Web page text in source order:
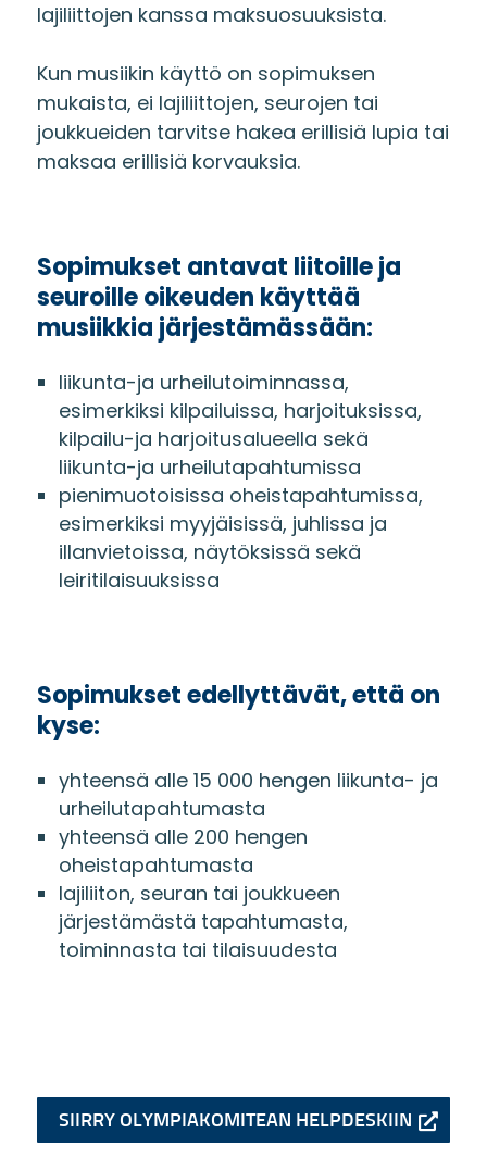
lajiliittojen kanssa maksuosuuksista.
Kun musiikin käyttö on sopimuksen
mukaista, ei lajiliittojen, seurojen tai
joukkueiden tarvitse hakea erillisiä lupia tai
maksaa erillisiä korvauksia.
Sopimukset antavat liitoille ja
seuroille oikeuden käyttää
musiikkia järjestämässään:
liikunta-ja urheilutoiminnassa,
esimerkiksi kilpailuissa, harjoituksissa,
kilpailu-ja harjoitusalueella sekä
liikunta-ja urheilutapahtumissa
pienimuotoisissa oheistapahtumissa,
esimerkiksi myyjäisissä, juhlissa ja
illanvietoissa, näytöksissä sekä
leiritilaisuuksissa
Sopimukset edellyttävät, että on
kyse:
yhteensä alle 15 000 hengen liikunta- ja
urheilutapahtumasta
yhteensä alle 200 hengen
oheistapahtumasta
lajiliiton, seuran tai joukkueen
järjestämästä tapahtumasta,
toiminnasta tai tilaisuudesta
SIIRRY OLYMPIAKOMITEAN HELPDESKIIN